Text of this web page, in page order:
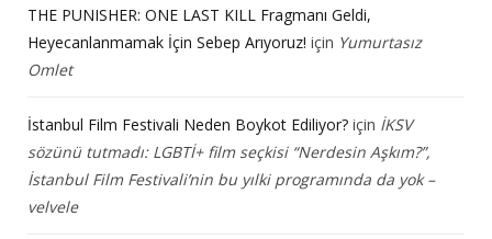
THE PUNISHER: ONE LAST KILL Fragmanı Geldi,
Heyecanlanmamak İçin Sebep Arıyoruz! için Yumurtasız
Omlet
İstanbul Film Festivali Neden Boykot Ediliyor? için İKSV
sözünü tutmadı: LGBTİ+ film seçkisi “Nerdesin Aşkım?”,
İstanbul Film Festivali’nin bu yılki programında da yok –
velvele